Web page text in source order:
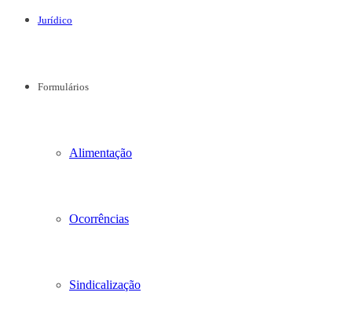
Jurídico
Formulários
Alimentação
Ocorrências
Sindicalização